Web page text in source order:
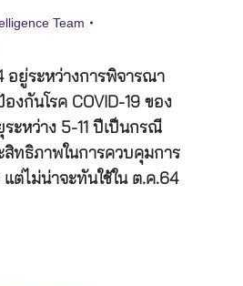
Team
อยู่ระหว่างการพิจารณา
งกันโรค COVID-19 ของ
ระหว่าง 5-11 ปีเป็นกรณี
สิทธิภาพในการควบคุมการ
แต่ไม่น่าจะทันใช้ใน ต.ค.64